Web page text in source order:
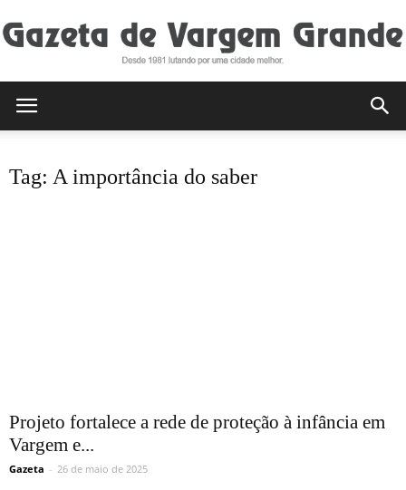
Tag: A importância do saber
Projeto fortalece a rede de proteção à infância em
Vargem e...
Gazeta - 26 de maio de 2025